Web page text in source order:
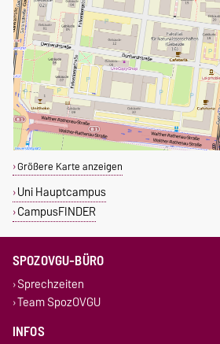
Größere Karte anzeigen
Uni Hauptcampus
CampusFINDER
SPOZOVGU-BÜRO
Sprechzeiten
Team SpozOVGU
INFOS